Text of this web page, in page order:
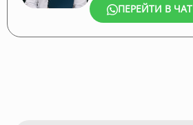
ПЕРЕЙТИ В ЧАТ